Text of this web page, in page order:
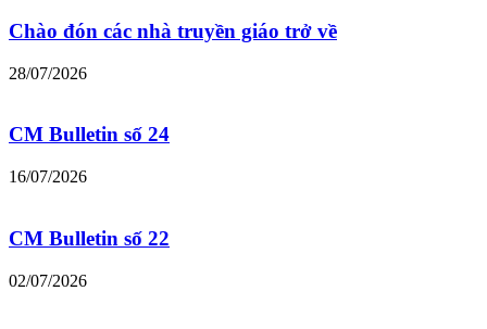
Chào đón các nhà truyền giáo trở về
28/07/2026
CM Bulletin số 24
16/07/2026
CM Bulletin số 22
02/07/2026